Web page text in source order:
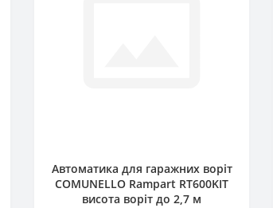
Автоматика для гаражних воріт
COMUNELLO Rampart RT600KIT
висота воріт до 2,7 м